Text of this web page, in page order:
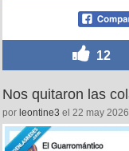
12
Nos quitaron las
por leontine3 el 22 may